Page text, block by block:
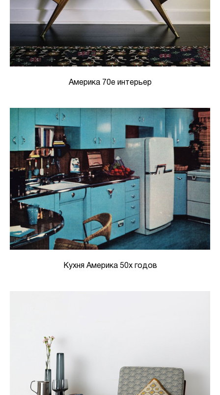
Америка 70е интерьер
Кухня Америка 50х годов